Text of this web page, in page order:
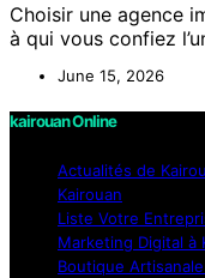
Choisir une agence
à qui vous confiez
June 15, 2026
kairouan Online
Actualités de
Kairouan
Liste Votre
Marketing Digital à
Boutique